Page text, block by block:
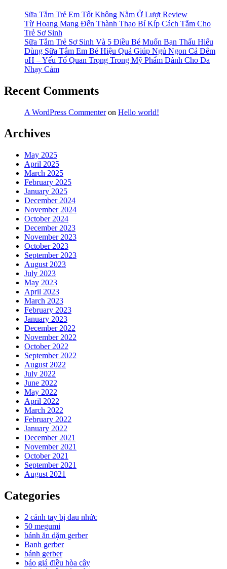
Sữa Tắm Trẻ Em Tốt Không Nằm Ở Lượt Review
Từ Hoang Mang Đến Thành Thạo Bí Kíp Cách Tắm Cho
Trẻ Sơ Sinh
Sữa Tắm Trẻ Sơ Sinh Và 5 Điều Bé Muốn Bạn Thấu Hiểu
Dùng Sữa Tắm Em Bé Hiệu Quả Giúp Ngủ Ngon Cả Đêm
pH – Yếu Tố Quan Trọng Trong Mỹ Phẩm Dành Cho Da
Nhạy Cảm
Recent Comments
A WordPress Commenteron Hello world!
Archives
May 2025
April 2025
March 2025
February 2025
January 2025
December 2024
November 2024
October 2024
December 2023
November 2023
October 2023
September 2023
August 2023
July 2023
May 2023
April 2023
March 2023
February 2023
January 2023
December 2022
November 2022
October 2022
September 2022
August 2022
July 2022
June 2022
May 2022
April 2022
March 2022
February 2022
January 2022
December 2021
November 2021
October 2021
September 2021
August 2021
Categories
2 cánh tay bị đau nhức
50 megumi
bánh ăn dặm gerber
Banh gerber
bánh gerber
báo giá điều hòa cây